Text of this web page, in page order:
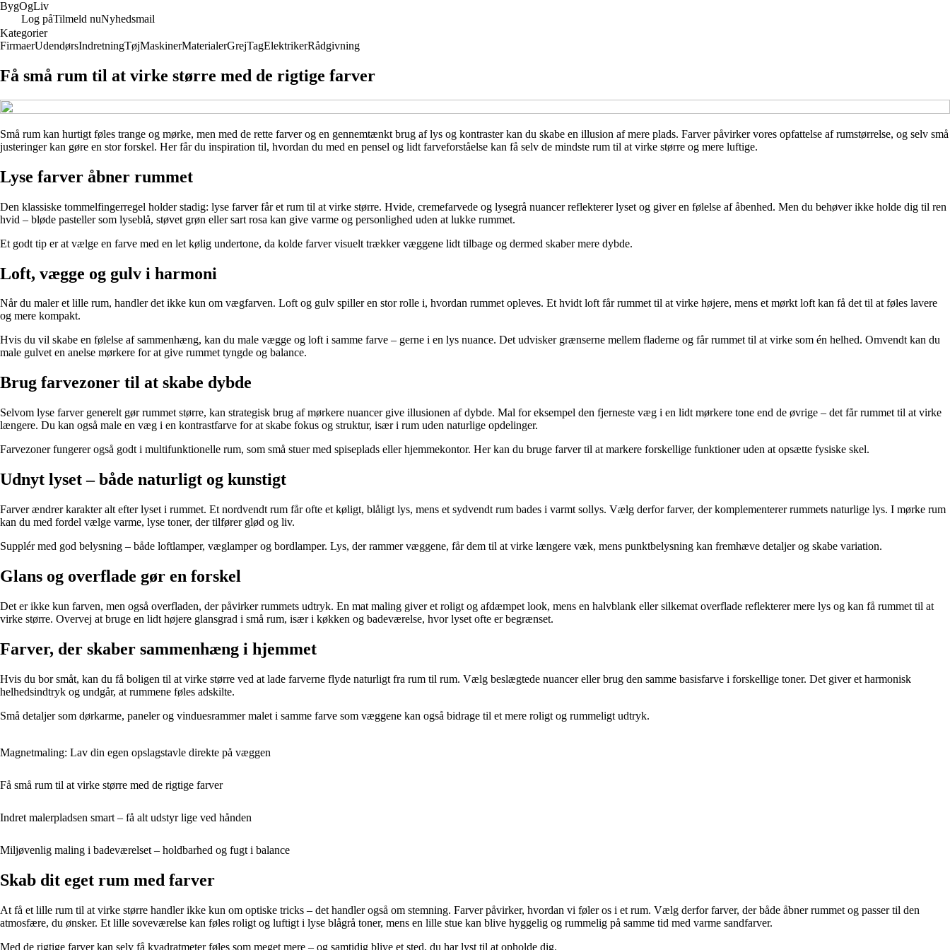
BygOgLiv
Log påTilmeld nuNyhedsmail
Kategorier
FirmaerUdendørsIndretningTøjMaskinerMaterialerGrejTagElektrikerRådgivning
Få små rum til at virke større med de rigtige farver
Små rum kan hurtigt føles trange og mørke, men med de rette farver og en gennemtænkt brug af lys og kontraster kan du skabe en illusion af mere plads. Farver påvirker vores opfattelse af rumstørrelse, og selv små
justeringer kan gøre en stor forskel. Her får du inspiration til, hvordan du med en pensel og lidt farveforståelse kan få selv de mindste rum til at virke større og mere luftige.
Lyse farver åbner rummet
Den klassiske tommelfingerregel holder stadig: lyse farver får et rum til at virke større. Hvide, cremefarvede og lysegrå nuancer reflekterer lyset og giver en følelse af åbenhed. Men du behøver ikke holde dig til ren
hvid – bløde pasteller som lyseblå, støvet grøn eller sart rosa kan give varme og personlighed uden at lukke rummet.
Et godt tip er at vælge en farve med en let kølig undertone, da kolde farver visuelt trækker væggene lidt tilbage og dermed skaber mere dybde.
Loft, vægge og gulv i harmoni
Når du maler et lille rum, handler det ikke kun om vægfarven. Loft og gulv spiller en stor rolle i, hvordan rummet opleves. Et hvidt loft får rummet til at virke højere, mens et mørkt loft kan få det til at føles lavere
og mere kompakt.
Hvis du vil skabe en følelse af sammenhæng, kan du male vægge og loft i samme farve – gerne i en lys nuance. Det udvisker grænserne mellem fladerne og får rummet til at virke som én helhed. Omvendt kan du
male gulvet en anelse mørkere for at give rummet tyngde og balance.
Brug farvezoner til at skabe dybde
Selvom lyse farver generelt gør rummet større, kan strategisk brug af mørkere nuancer give illusionen af dybde. Mal for eksempel den fjerneste væg i en lidt mørkere tone end de øvrige – det får rummet til at virke
længere. Du kan også male en væg i en kontrastfarve for at skabe fokus og struktur, især i rum uden naturlige opdelinger.
Farvezoner fungerer også godt i multifunktionelle rum, som små stuer med spiseplads eller hjemmekontor. Her kan du bruge farver til at markere forskellige funktioner uden at opsætte fysiske skel.
Udnyt lyset – både naturligt og kunstigt
Farver ændrer karakter alt efter lyset i rummet. Et nordvendt rum får ofte et køligt, blåligt lys, mens et sydvendt rum bades i varmt sollys. Vælg derfor farver, der komplementerer rummets naturlige lys. I mørke rum
kan du med fordel vælge varme, lyse toner, der tilfører glød og liv.
Supplér med god belysning – både loftlamper, væglamper og bordlamper. Lys, der rammer væggene, får dem til at virke længere væk, mens punktbelysning kan fremhæve detaljer og skabe variation.
Glans og overflade gør en forskel
Det er ikke kun farven, men også overfladen, der påvirker rummets udtryk. En mat maling giver et roligt og afdæmpet look, mens en halvblank eller silkemat overflade reflekterer mere lys og kan få rummet til at
virke større. Overvej at bruge en lidt højere glansgrad i små rum, især i køkken og badeværelse, hvor lyset ofte er begrænset.
Farver, der skaber sammenhæng i hjemmet
Hvis du bor småt, kan du få boligen til at virke større ved at lade farverne flyde naturligt fra rum til rum. Vælg beslægtede nuancer eller brug den samme basisfarve i forskellige toner. Det giver et harmonisk
helhedsindtryk og undgår, at rummene føles adskilte.
Små detaljer som dørkarme, paneler og vinduesrammer malet i samme farve som væggene kan også bidrage til et mere roligt og rummeligt udtryk.
Magnetmaling: Lav din egen opslagstavle direkte på væggen
Få små rum til at virke større med de rigtige farver
Indret malerpladsen smart – få alt udstyr lige ved hånden
Miljøvenlig maling i badeværelset – holdbarhed og fugt i balance
Skab dit eget rum med farver
At få et lille rum til at virke større handler ikke kun om optiske tricks – det handler også om stemning. Farver påvirker, hvordan vi føler os i et rum. Vælg derfor farver, der både åbner rummet og passer til den
atmosfære, du ønsker. Et lille soveværelse kan føles roligt og luftigt i lyse blågrå toner, mens en lille stue kan blive hyggelig og rummelig på samme tid med varme sandfarver.
Med de rigtige farver kan selv få kvadratmeter føles som meget mere – og samtidig blive et sted, du har lyst til at opholde dig.